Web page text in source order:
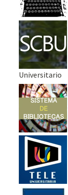
Universitario